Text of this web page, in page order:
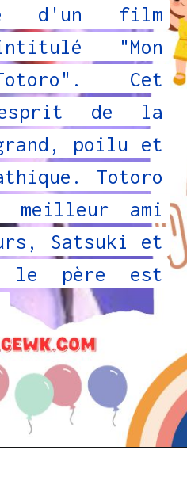
d'un film
"Mon
Cet
esprit de la
poilu et
Totoro
meilleur ami
Satsuki et
le père est
d'un film
"Mon
Cet
esprit de la
poilu et
Totoro
meilleur ami
Satsuki et
le père est